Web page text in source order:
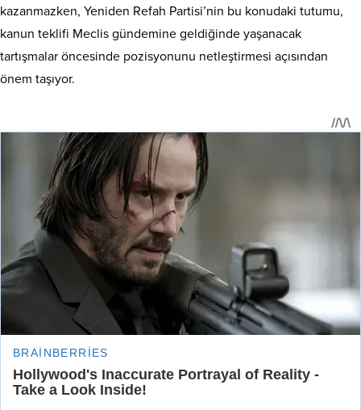
kazanmazken, Yeniden Refah Partisi’nin bu konudaki tutumu,
kanun teklifi Meclis gündemine geldiğinde yaşanacak
tartışmalar öncesinde pozisyonunu netleştirmesi açısından
önem taşıyor.